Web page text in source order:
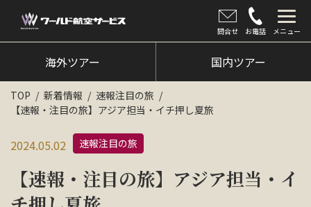
問合せ お電話 メニュー
海外ツアー
国内ツアー
クルーズツアー
ツアー催行状況
旅のひろば
海外ツアー 国内ツアー
TOP 新着情報
速報注目の旅
【速報・注目の旅】アジア担当・イチ押し夏旅
2024.05.02 速報注目の旅
【速報・注目の旅】アジア担当・イ